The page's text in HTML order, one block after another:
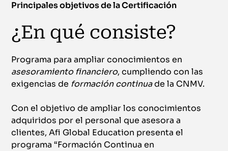
Principales objetivos de la Certificación
¿En qué consiste?
Programa para ampliar conocimientos en
asesoramiento financiero, cumpliendo con las
exigencias de formación continuade la CNMV.
Con el objetivo de ampliar los conocimientos
adquiridos por el personal que asesora a
clientes, Afi Global Education presenta el
programa “Formación Continua en